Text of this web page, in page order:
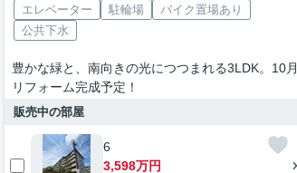
エレベーター 駐輪場
バイク置場あり
公共下水
豊かな緑と、南向きの光につつまれる3LDK。10月
リフォーム完成予定！
販売中の部屋
6
3,598万円